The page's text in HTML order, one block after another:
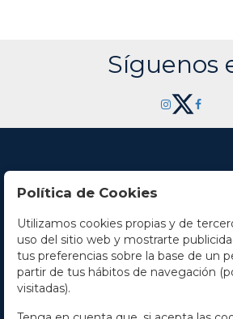
Síguenos
Contacto
Horario
La empresa
Política de Cookies
Utilizamos cookies propias y de
uso del sitio web y mostrarte
tus preferencias sobre la base de un
partir de tus hábitos de navegación
visitadas).